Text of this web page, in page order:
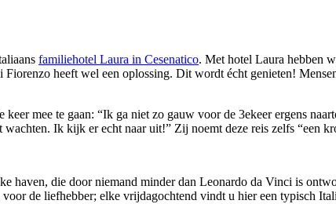
familiehotel Laura in Cesenatico. Met hotel Laura hebben
heeft wel een oplossing. Dit wordt écht genieten!
mee te gaan: “Ik ga niet zo gauw voor de 3ekeer ergens
Ik kijk er echt naar uit!” Zij noemt deze reis zelfs “een
haven, die door niemand minder dan Leonardo da Vinci is
de liefhebber; elke vrijdagochtend vindt u hier een typisch